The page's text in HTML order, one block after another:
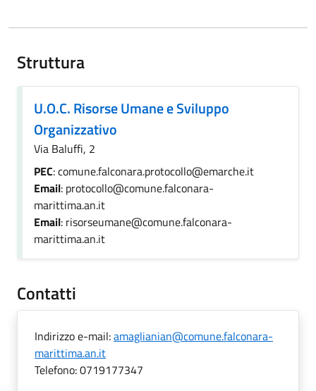
Struttura
U.O.C. Risorse Umane e Sviluppo
Organizzativo
Via Baluffi, 2
PEC: comune.falconara.protocollo@emarche.it
Email: protocollo@comune.falconara-
marittima.an.it
Email: risorseumane@comune.falconara-
marittima.an.it
Contatti
Indirizzo e-mail:amaglianian@comune.falconara-
marittima.an.it
Telefono:0719177347